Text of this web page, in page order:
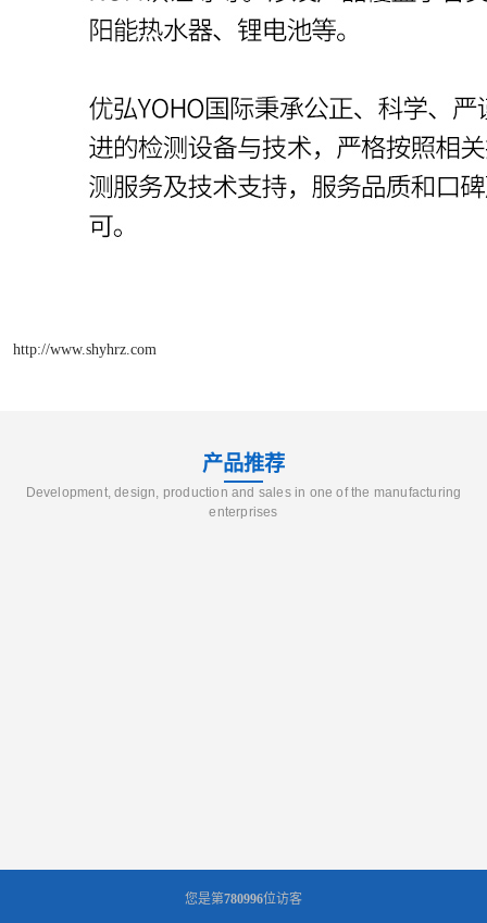
http://www.shyhrz.com
产品推荐
Development, design, production and sales in one of the manufacturing
enterprises
您是第780996位访客